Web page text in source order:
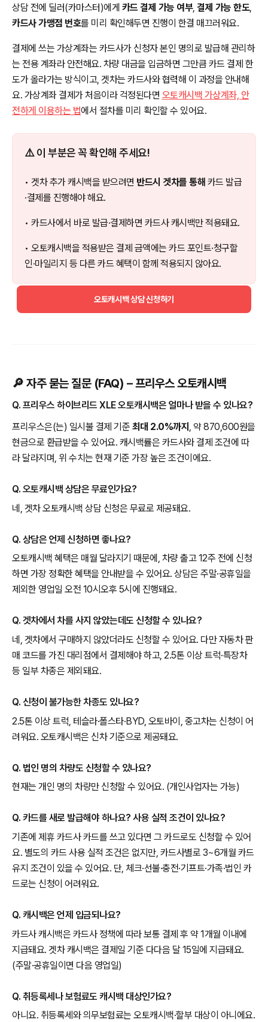
상담 전에 딜러(카마스터)에게 카드 결제 가능 여부, 결제 가능 한도,
카드사 가맹점 번호를 미리 확인해두면 진행이 한결 매끄러워요.
결제에 쓰는 가상계좌는 카드사가 신청자 본인 명의로 발급해 관리하
는 전용 계좌라 안전해요. 차량 대금을 입금하면 그만큼 카드 결제 한
도가 올라가는 방식이고, 겟차는 카드사와 협력해 이 과정을 안내해
요. 가상계좌 결제가 처음이라 걱정된다면 오토캐시백 가상계좌, 안
전하게 이용하는 법에서 절차를 미리 확인할 수 있어요.
⚠️ 이 부분은 꼭 확인해 주세요!
• 겟차 추가 캐시백을 받으려면 반드시 겟차를 통해 카드 발급
·결제를 진행해야 해요.
• 카드사에서 바로 발급·결제하면 카드사 캐시백만 적용돼요.
• 오토캐시백을 적용받은 결제 금액에는 카드 포인트·청구할
인·마일리지 등 다른 카드 혜택이 함께 적용되지 않아요.
오토캐시백 상담 신청하기
🔎 자주 묻는 질문 (FAQ) – 프리우스 오토캐시백
Q. 프리우스 하이브리드 XLE 오토캐시백은 얼마나 받을 수 있나요?
프리우스은(는) 일시불 결제 기준 최대 2.0%까지 , 약 870,600원을
현금으로 환급받을 수 있어요. 캐시백률은 카드사와 결제 조건에 따
라 달라지며, 위 수치는 현재 기준 가장 높은 조건이에요.
Q. 오토캐시백 상담은 무료인가요?
네, 겟차 오토캐시백 상담 신청은 무료로 제공돼요.
Q. 상담은 언제 신청하면 좋나요?
오토캐시백 혜택은 매월 달라지기 때문에, 차량 출고 12주 전에 신청
하면 가장 정확한 혜택을 안내받을 수 있어요. 상담은 주말·공휴일을
제외한 영업일 오전 10시오후 5시에 진행돼요.
Q. 겟차에서 차를 사지 않았는데도 신청할 수 있나요?
네, 겟차에서 구매하지 않았더라도 신청할 수 있어요. 다만 자동차 판
매 코드를 가진 대리점에서 결제해야 하고, 2.5톤 이상 트럭·특장차
등 일부 차종은 제외돼요.
Q. 신청이 불가능한 차종도 있나요?
2.5톤 이상 트럭, 테슬라·폴스타·BYD, 오토바이, 중고차는 신청이 어
려워요. 오토캐시백은 신차 기준으로 제공돼요.
Q. 법인 명의 차량도 신청할 수 있나요?
현재는 개인 명의 차량만 신청할 수 있어요. (개인사업자는 가능)
Q. 카드를 새로 발급해야 하나요? 사용 실적 조건이 있나요?
기존에 제휴 카드사 카드를 쓰고 있다면 그 카드로도 신청할 수 있어
요. 별도의 카드 사용 실적 조건은 없지만, 카드사별로 3~6개월 카드
유지 조건이 있을 수 있어요. 단, 체크·선불·충전·기프트·가족·법인 카
드로는 신청이 어려워요.
Q. 캐시백은 언제 입금되나요?
카드사 캐시백은 카드사 정책에 따라 보통 결제 후 약 1개월 이내에
지급돼요. 겟차 캐시백은 결제일 기준 다다음 달 15일에 지급돼요.
(주말·공휴일이면 다음 영업일)
Q. 취등록세나 보험료도 캐시백 대상인가요?
아니요. 취등록세와 의무보험료는 오토캐시백·할부 대상이 아니에요.